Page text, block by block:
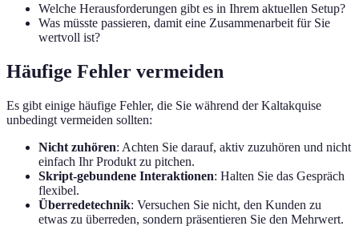
Welche Herausforderungen gibt es in Ihrem aktuellen Setup?
Was müsste passieren, damit eine Zusammenarbeit für Sie
wertvoll ist?
Häufige Fehler vermeiden
Es gibt einige häufige Fehler, die Sie während der Kaltakquise
unbedingt vermeiden sollten:
Nicht zuhören: Achten Sie darauf, aktiv zuzuhören und nicht
einfach Ihr Produkt zu pitchen.
Skript-gebundene Interaktionen: Halten Sie das Gespräch
flexibel.
Überredetechnik: Versuchen Sie nicht, den Kunden zu
etwas zu überreden, sondern präsentieren Sie den Mehrwert.